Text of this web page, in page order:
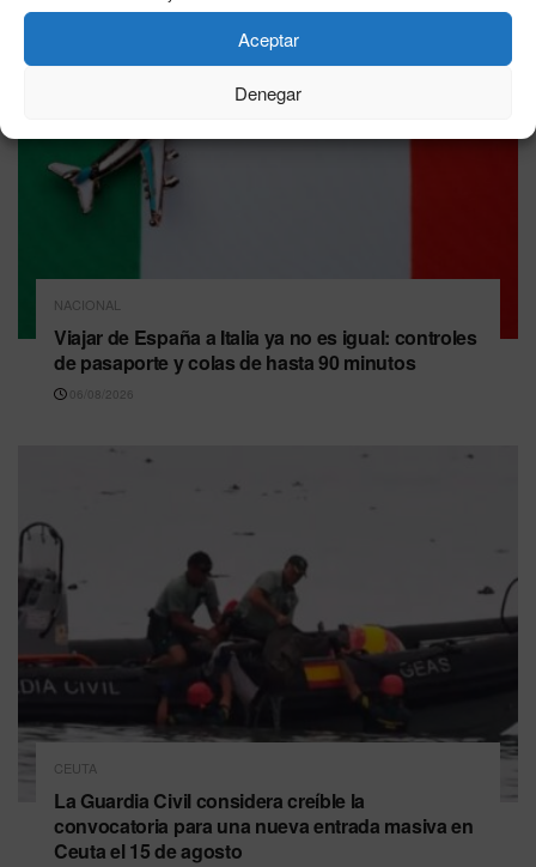
Aceptar
Denegar
NACIONAL
Viajar de España a Italia ya no es igual: controles
de pasaporte y colas de hasta 90 minutos
06/08/2026
CEUTA
La Guardia Civil considera creíble la
convocatoria para una nueva entrada masiva en
Ceuta el 15 de agosto